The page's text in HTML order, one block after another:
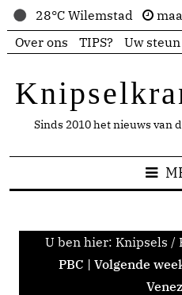
28°C Wilemstad
Over ons
TIPS? Uw steun
Sinds 2010 het nieuws van
U ben hier: Knipsels /
PBC | Volgende